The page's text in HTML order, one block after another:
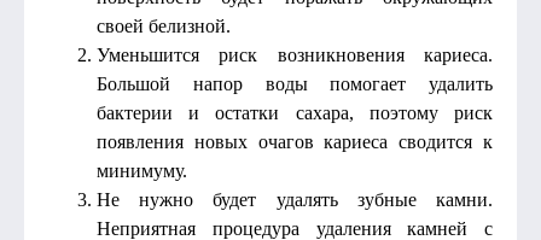
своей белизной.
Уменьшится риск возникновения кариеса.
Большой напор воды помогает удалить
бактерии и остатки сахара, поэтому риск
появления новых очагов кариеса сводится к
минимуму.
Не нужно будет удалять зубные камни.
Неприятная процедура удаления камней с